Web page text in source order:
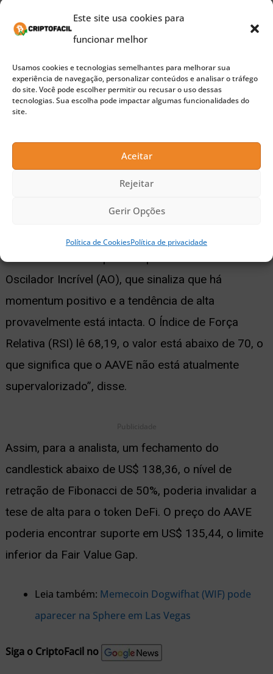
Este site usa cookies para
funcionar melhor
Usamos cookies e tecnologias semelhantes para melhorar sua
experiência de navegação, personalizar conteúdos e analisar o tráfego
do site. Você pode escolher permitir ou recusar o uso dessas
tecnologias. Sua escolha pode impactar algumas funcionalidades do
site.
Aceitar
Rejeitar
Gerir Opções
Política de CookiesPolítica de privacidade
alta de 2024 de US$ 153,72 na quarta-feira, após
O preço do AAVE poderia atingir o nível de
retração de Fibonacci de 50% em US$ 138,36, que
US$ 137,32. Mas, uma vez que romper o suporte,
maio de 2022, com uma meta de US$ 162,20.
“A tese de alta é suportada pelas barras verdes no
Oscilador Incrível (AO), que sinaliza que há
momentum positivo e a tendência de alta
provavelmente está intacta. O Índice de Força
Relativa (RSI) lê 68,19, o valor está abaixo de 70, o
que significa que o AAVE não está atualmente
supervalorizado”, disse.
Publicidade
Assim, para a analista, um fechamento do
candlestick abaixo de US$ 138,36, o nível de
retração de Fibonacci de 50%, poderia invalidar a
tese de alta para o token DeFi. O preço do AAVE
poderia encontrar suporte em US$ 135,44, o limite
inferior da Fair Value Gap.
Leia também: Memecoin Dogwifhat (WIF) pode
aparecer na Sphere em Las Vegas
Siga o CriptoFacil no